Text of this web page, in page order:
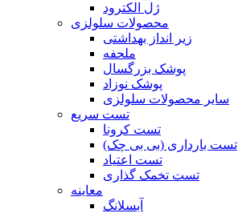
ژل الکترود
محصولات سلولزی
زیر انداز بهداشتی
ملحفه
پوشک بزرگسال
پوشک نوزاد
سایر محصولات سلولزی
تست سریع
تست کرونا
تست بارداری (بی بی چک)
تست اعتیاد
تست تخمک گذاری
معاینه
آبسلانگ